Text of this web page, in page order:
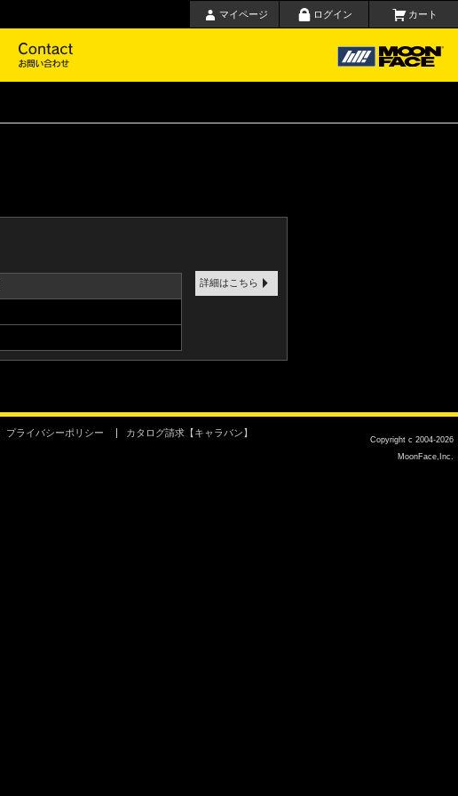
マイページ ログイン カート
詳細はこちら
プライバシーポリシー
カタログ請求【キャラバン】
Copyright c 2004-2026
MoonFace,Inc.